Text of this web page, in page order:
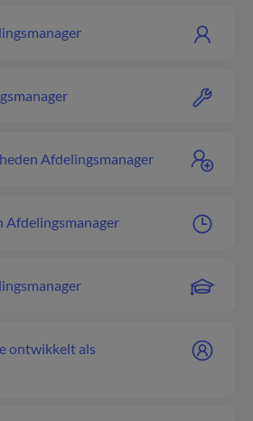
Afdelingsmanager
Afdelingsmanager
ontwikkelt als